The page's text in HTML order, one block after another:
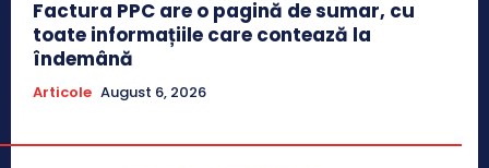
Factura PPC are o pagină de sumar, cu
toate informațiile care contează la
îndemână
Articole August 6, 2026